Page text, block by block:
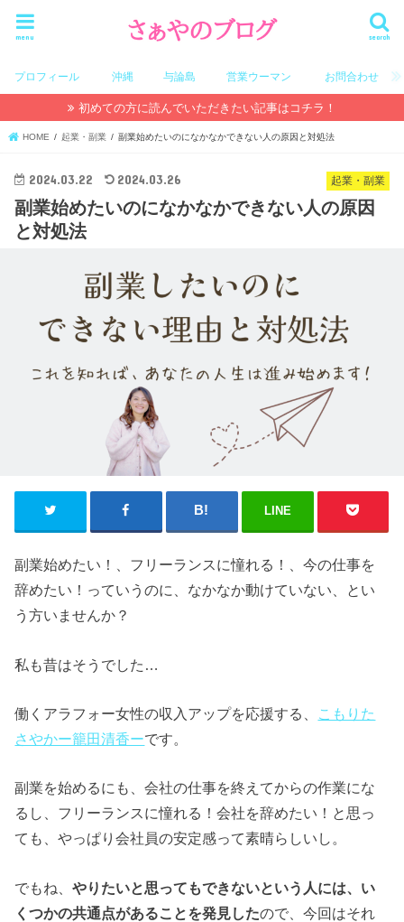
search
menu
プロフィール 沖縄 与論島 営業ウーマン お問合わせ
初めての方に読んでいただきたい記事はコチラ！
HOME 起業・副業 副業始めたいのになかなかできない人の原因と対処法
起業・副業
2024.03.22 2024.03.26
副業始めたいのになかなかできない人の原因
と対処法
LINE
副業始めたい！、フリーランスに憧れる！、今の仕事を
辞めたい！っていうのに、なかなか動けていない、とい
う方いませんか？
私も昔はそうでした…
働くアラフォー女性の収入アップを応援する、 こもりた
さやかー籠田清香ーです。
副業を始めるにも、会社の仕事を終えてからの作業にな
るし、フリーランスに憧れる！会社を辞めたい！と思っ
ても、やっぱり会社員の安定感って素晴らしいし。
でもね、やりたいと思ってもできないという人には、い
くつかの共通点があることを発見したので、今回はそれ